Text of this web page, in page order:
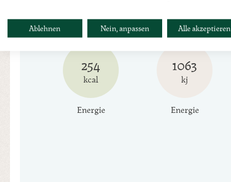
Ablehnen Nein, anpassen Alle akzeptieren
254
kcal
Energie
1063
kj
Energie